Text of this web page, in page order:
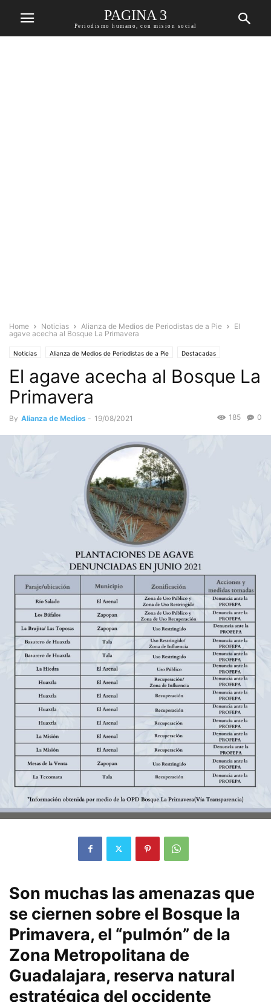
PAGINA 3
Periodismo humano, con mision social
Home Noticias Alianza de Medios de Periodistas de a Pie
El
agave acecha al Bosque La Primavera
Noticias Alianza de Medios de Periodistas de a Pie Destacadas
Medio Ambiente
El agave acecha al Bosque La
Primavera
By Alianza de Medios - 19/08/2021 0
185
Son muchas las amenazas que
se ciernen sobre el Bosque la
Primavera, el “pulmón” de la
Zona Metropolitana de
Guadalajara, reserva natural
estratégica del occidente